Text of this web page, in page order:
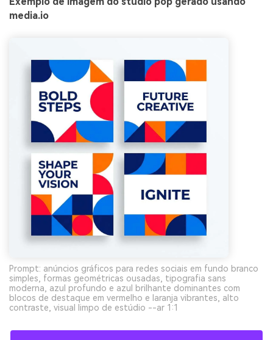
media.io
Prompt: anúncios gráficos para redes sociais em fundo branco
simples, formas geométricas ousadas, tipografia sans
moderna, azul profundo e azul brilhante dominantes com
blocos de destaque em vermelho e laranja vibrantes, alto
contraste, visual limpo de estúdio --ar 1:1